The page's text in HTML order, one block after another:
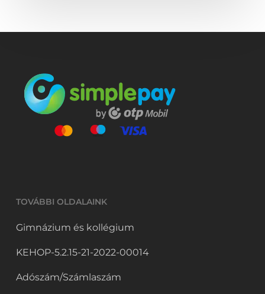
TOVÁBBI OLDALAINK
Gimnázium és kollégium
KEHOP-5.2.15-21-2022-00014
Adószám/Számlaszám